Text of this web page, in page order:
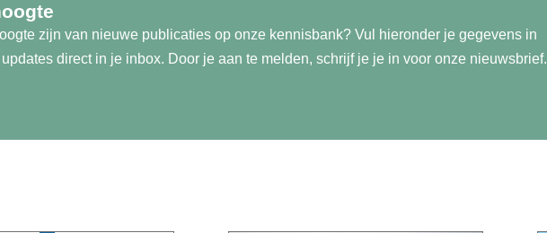
zijn van nieuwe publicaties op onze kennisbank? Vul hieronder je gegevens in
direct in je inbox. Door je aan te melden, schrijf je je in voor onze nieuwsbrief.